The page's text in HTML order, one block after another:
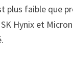
faible que
Hynix et